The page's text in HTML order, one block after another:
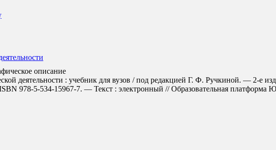
описание
деятельности : учебник для вузов / под редакцией Г. Ф. Ручкиной. — 2-е
978-5-534-15967-7. — Текст : электронный // Образовательная платформа